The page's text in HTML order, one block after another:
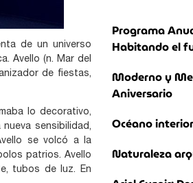
de un universo
Avello (n. Mar del
de fiestas,
lo decorativo,
sensibilidad,
se volcó a la
patrios. Avello
tubos de luz. En
Programa
Habitando el
Moderno y
Aniversario
Océano interior
Naturaleza